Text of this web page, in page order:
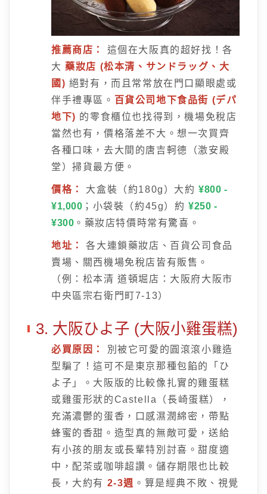
推薦商店：
這個在大阪真的超好找！各
大 藥妝店 (松本清、サンドラッグ、大
國) 絕對有，而且常常放在門口顯眼處或
伴手禮專區。 百貨公司地下食品街 (デパ
地下) 的零食櫃位也找得到，機場免稅店
當然也有，價格落差不大。想一次買齊
各種口味，去大間的唐吉軻德（激安殿
堂）掃貨最方便。
價格： 大盒裝（約180g）大約¥800 -
¥1,000 ；小袋裝（約45g）約¥250 -
¥300 。藥妝店特價時常有驚喜。
地址：
各大連鎖藥妝店、百貨公司食品
賣場、關西機場免稅店皆有販售。
（例：松本清 道頓堀店：大阪府大阪市
中央區宗右衛門町7-13）
3. 大阪ひよ子 (大阪小雞蛋糕)
必買原因：
別被它可愛的圓滾滾小雞造
型騙了！這可不是東京那種包餡的「ひ
よ子」。大阪版的比較像扎實的雞蛋糕
或雞蛋形狀的Castella（長崎蛋糕），
充滿濃鬱的蛋香，口感濕潤綿密，帶點
蜂蜜的香甜。造型真的無敵可愛，送給
有小孩的朋友或長輩特別討喜。甜度適
中，配茶或咖啡超讚。儲存期限也比較
長，大約有 2-3週 。算是經典不敗、視覺